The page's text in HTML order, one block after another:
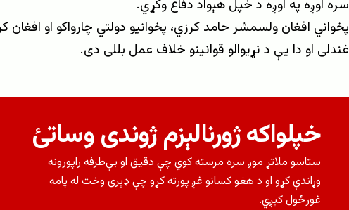
سره اوږه په اوږه د خپل هېواد دفاع وکړي.
پخواني افغان ولسمشر حامد کرزي، پخوانیو دولتي چارواکو او افغان
غندلی او دا یې د نړیوالو قوانینو خلاف عمل بللی دی.
خپلواکه ژورنالېزم ژوندی وساتئ
ستاسو ملاتړ موږ سره مرسته کوي چې دقیق او بې‌طرفه راپورونه
وړاندې کړو او د هغو کسانو غږ پورته کړو چې ډېری وخت له پامه
غورځول کېږي.